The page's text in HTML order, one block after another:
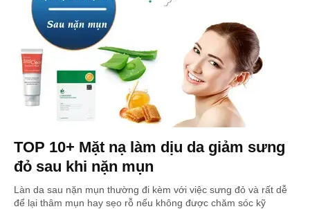
TOP 10+ Mặt nạ làm dịu da giảm sưng
đỏ sau khi nặn mụn
Làn da sau nặn mụn thường đi kèm với việc sưng đỏ và rất dễ
để lại thâm mụn hay sẹo rỗ nếu không được chăm sóc kỹ